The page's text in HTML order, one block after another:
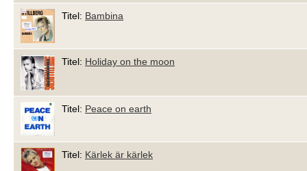
Titel: Bambina
Titel: Holiday on the moon
Titel: Peace on earth
Titel: Kärlek är kärlek